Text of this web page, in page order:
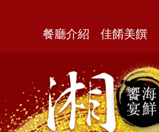
餐廳介紹 佳餚美饌